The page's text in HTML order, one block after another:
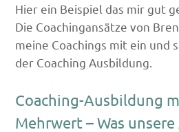
Hier ein Beispiel das mir gut
Die Coachingansätze von
meine Coachings mit ein und
der Coaching Ausbildung.
Coaching-Ausbildung
Mehrwert – Was